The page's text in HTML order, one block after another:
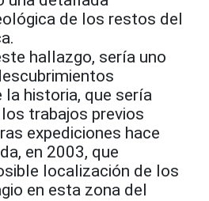
de los restos del
hallazgo, sería uno
historia, que sería
trabajos previos
expediciones hace
en 2003, que
localización de los
en esta zona del